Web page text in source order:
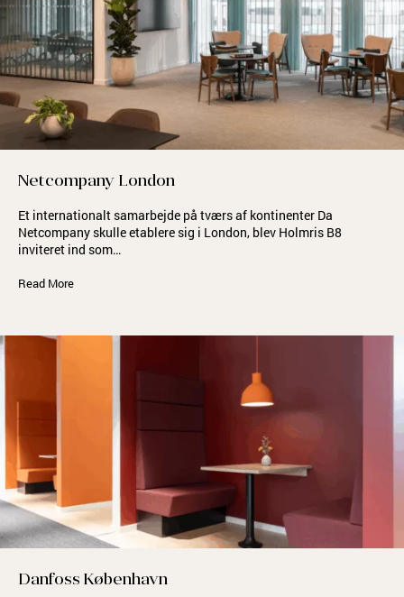
Netcompany London
Et internationalt samarbejde på tværs af kontinenter Da
Netcompany skulle etablere sig i London, blev Holmris B8
inviteret ind som…
Read More
Danfoss København